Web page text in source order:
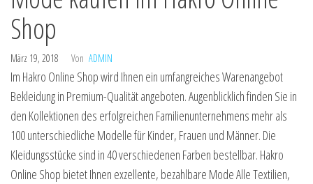
Shop
März 19, 2018 Von ADMIN
Im Hakro Online Shop wird Ihnen ein umfangreiches Warenangebot
Bekleidung in Premium-Qualität angeboten. Augenblicklich finden Sie in
den Kollektionen des erfolgreichen Familienunternehmens mehr als
100 unterschiedliche Modelle für Kinder, Frauen und Männer. Die
Kleidungsstücke sind in 40 verschiedenen Farben bestellbar. Hakro
Online Shop bietet Ihnen exzellente, bezahlbare Mode Alle Textilien,